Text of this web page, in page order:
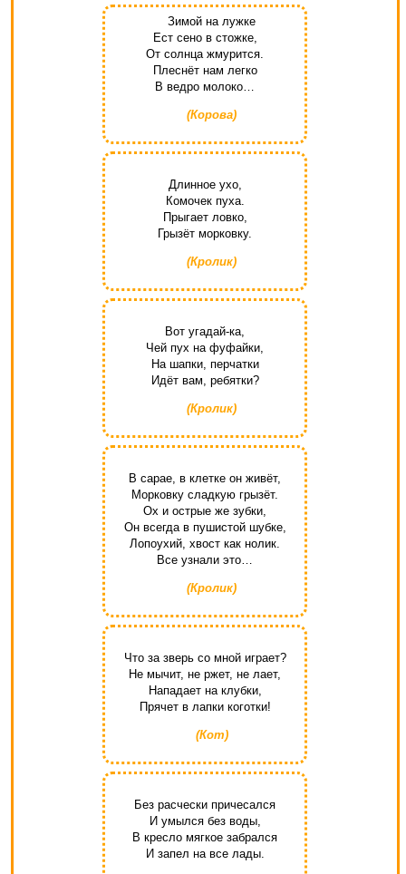
Зимой на лужке
Ест сено в стожке,
От солнца жмурится.
Плеснёт нам легко
В ведро молоко…
(Корова)
Длинное ухо,
Комочек пуха.
Прыгает ловко,
Грызёт морковку.
(Кролик)
Вот угадай-ка,
Чей пух на фуфайки,
На шапки, перчатки
Идёт вам, ребятки?
(Кролик)
В сарае, в клетке он живёт,
Морковку сладкую грызёт.
Ох и острые же зубки,
Он всегда в пушистой шубке,
Лопоухий, хвост как нолик.
Все узнали это…
(Кролик)
Что за зверь со мной играет?
Не мычит, не ржет, не лает,
Нападает на клубки,
Прячет в лапки коготки!
(Кот)
Без расчески причесался
И умылся без воды,
В кресло мягкое забрался
И запел на все лады.